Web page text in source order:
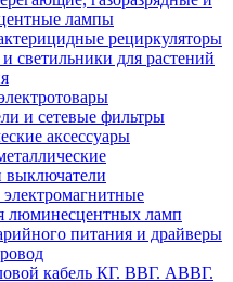
лампы
рециркуляторы
светильники для растений
и сетевые фильтры
аксессуары
выключатели
электромагнитные
люминесцентных ламп
питания и драйверы
кабель КГ. ВВГ. АВВГ.